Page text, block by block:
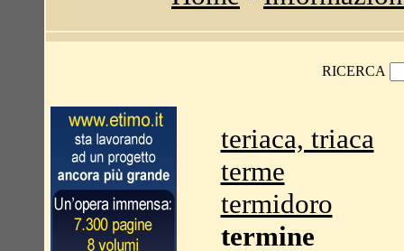
RICERCA
teriaca, triaca
terme
termidoro
termine